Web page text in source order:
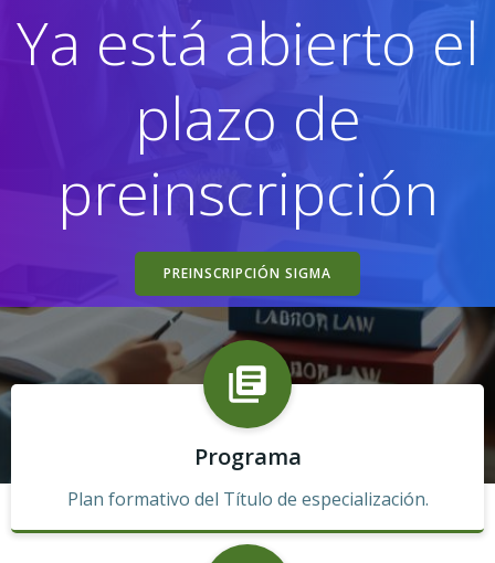
Ya está abierto el
plazo de
preinscripción
PREINSCRIPCIÓN SIGMA
Programa
Plan formativo del Título de especialización.